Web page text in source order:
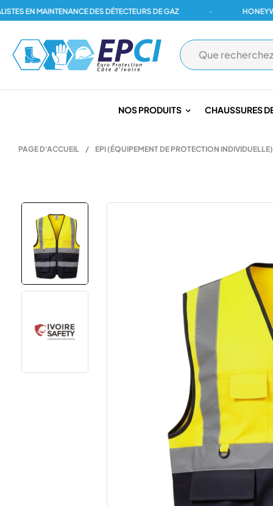
EN MAINTENANCE DES DÉTECTEURS DE GAZ
NOS PRODUITS CHAUSSURES
PAGE D'ACCUEIL / EPI (ÉQUIPEMENT DE PROTECTION INDIVIDUELLE)